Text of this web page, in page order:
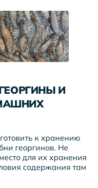
И
к хранению
георгинов. Не
для их хранения
содержания там